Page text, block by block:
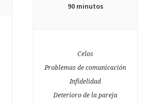
90 minutos
Celos
Problemas de comunicación
Infidelidad
Deterioro de la pareja